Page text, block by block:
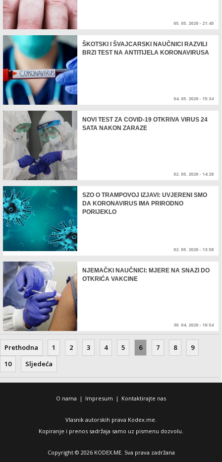
05. 05. 2020 - 21:45
ŠKOTSKI I ŠVAJCARSKI NAUČNICI RAZVILI
BRZI TEST NA ANTITIJELA KORONAVIRUSA
04. 05. 2020 - 15:34
NOVI TEST ZA COVID-19 OTKRIVA VIRUS 24
SATA NAKON ZARAZE
02. 05. 2020 - 14:28
SZO O TRAMPOVOJ IZJAVI: UVJERENI SMO
DA KORONAVIRUS IMA PRIRODNO
PORIJEKLO
02. 05. 2020 - 13:58
NJEMAČKI NAUČNICI: MJERE NA SNAZI DO
OTKRIĆA VAKCINE
30. 04. 2020 - 10:54
Prethodna 1 2 3 4 5 6 7 8
9
10
Sljedeća
O nama | Impresum | Kontaktirajte nas
Vlasnik autorskih prava Kodex.me.
Kopiranje i prenos sadržaja samo uz pismenu dozvolu.
Copyright © 2026 KODEX.ME. Sva prava zadržana